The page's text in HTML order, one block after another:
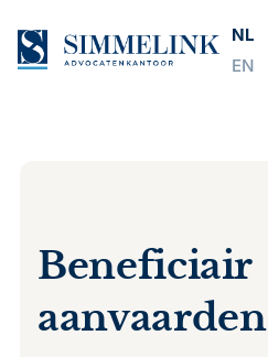
naar
de
NL
EN
Beneficiair
aanvaarden